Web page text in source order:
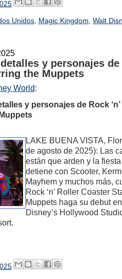
Unidos, Magic Kingdom Walt
y personajes de
the Muppets
World:
y personajes de Rock
LAKE BUENA VISTA,
de agosto de 2025): Las
están que arden y la
detiene con Scooter,
Mayhem y muchos más,
Rock ‘n’ Roller Coaster
Muppets haga su debut
Disney’s Hollywood